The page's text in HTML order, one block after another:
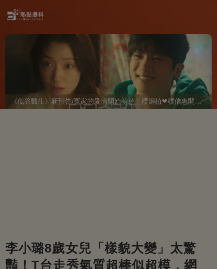
《低谷醫生》新預告/冤家的愛情開始萌芽！樸炯植❤樸信惠開啓「同居生活」互相共鳴、安慰~
李小璐8歲女兒「樣貌大變」太驚
豔！T台走秀氣質超棒似超模，網